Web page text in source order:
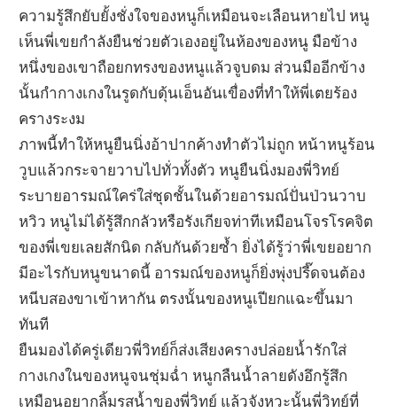
ความรู้สึกยับยั้งชั่งใจของหนูก็เหมือนจะเลือนหายไป หนู
เห็นพี่เขยกำลังยืนช่วยตัวเองอยู่ในห้องของหนู มือข้าง
หนึ่งของเขาถือยกทรงของหนูแล้วจูบดม ส่วนมืออีกข้าง
นั้นกำกางเกงในรูดกับดุ้นเอ็นอันเขื่องที่ทำให้พี่เตยร้อง
ครางระงม
ภาพนี้ทำให้หนูยืนนิ่งอ้าปากค้างทำตัวไม่ถูก หน้าหนูร้อน
วูบแล้วกระจายวาบไปทั่วทั้งตัว หนูยืนนิ่งมองพี่วิทย์
ระบายอารมณ์ใคร่ใส่ชุดชั้นในด้วยอารมณ์ปั่นป่วนวาบ
หวิว หนูไม่ได้รู้สึกกลัวหรือรังเกียจท่าทีเหมือนโจรโรคจิต
ของพี่เขยเลยสักนิด กลับกันด้วยซ้ำ ยิ่งได้รู้ว่าพี่เขยอยาก
มีอะไรกับหนูขนาดนี้ อารมณ์ของหนูก็ยิ่งพุ่งปรี๊ดจนต้อง
หนีบสองขาเข้าหากัน ตรงนั้นของหนูเปียกแฉะขึ้นมา
ทันที
ยืนมองได้ครู่เดียวพี่วิทย์ก็ส่งเสียงครางปล่อยน้ำรักใส่
กางเกงในของหนูจนชุ่มฉ่ำ หนูกลืนน้ำลายดังอึกรู้สึก
เหมือนอยากลิ้มรสน้ำของพี่วิทย์ แล้วจังหวะนั้นพี่วิทย์ที่